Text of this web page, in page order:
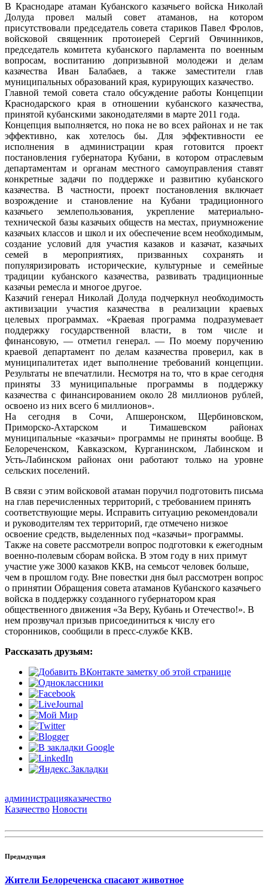
В Краснодаре атаман Кубанского казачьего войска Николай
Долуда провел малый совет атаманов, на котором
присутствовали председатель совета стариков Павел Фролов,
войсковой священник протоиерей Сергий Овчинников,
председатель комитета кубанского парламента по военным
вопросам, воспитанию допризывной молодежи и делам
казачества Иван Балабаев, а также заместители глав
муниципальных образований края, курирующих казачество.
Главной темой совета стало обсуждение работы Концепции
Краснодарского края в отношении кубанского казачества,
принятой кубанскими законодателями в марте 2011 года.
Концепция выполняется, но пока не во всех районах и не так
эффективно, как хотелось бы. Для эффективности ее
исполнения в администрации края готовится проект
постановления губернатора Кубани, в котором отраслевым
департаментам и органам местного самоуправления ставят
конкретные задачи по поддержке и развитию кубанского
казачества. В частности, проект постановления включает
возрождение и становление на Кубани традиционного
казачьего землепользования, укрепление материально-
технической базы казачьих обществ на местах, приумножение
казачьих классов и школ и их обеспечение всем необходимым,
создание условий для участия казаков и казачат, казачьих
семей в мероприятиях, призванных сохранять и
популяризировать исторические, культурные и семейные
традиции кубанского казачества, развивать традиционные
казачьи ремесла и многое другое.
Казачий генерал Николай Долуда подчеркнул необходимость
активизации участия казачества в реализации краевых
целевых программах. «Краевая программа подразумевает
поддержку государственной власти, в том числе и
финансовую, — отметил генерал. — По моему поручению
краевой департамент по делам казачества проверил, как в
муниципалитетах идет выполнение требований концепции.
Результаты не впечатлили. Несмотря на то, что в крае сегодня
приняты 33 муниципальные программы в поддержку
казачества с финансированием около 28 миллионов рублей,
освоено из них всего 6 миллионов».
На сегодня в Сочи, Апшеронском, Щербиновском,
Приморско-Ахтарском и Тимашевском районах
муниципальные «казачьи» программы не приняты вообще. В
Белореченском, Кавказском, Курганинском, Лабинском и
Усть-Лабинском районах они работают только на уровне
сельских поселений.
В связи с этим войсковой атаман поручил подготовить письма
на глав перечисленных территорий, с требованием принять
соответствующие меры. Исправить ситуацию рекомендовали
и руководителям тех территорий, где отмечено низкое
освоение средств, выделенных под «казачьи» программы.
Также на совете рассмотрели вопрос подготовки к ежегодным
военно-полевым сборам войска. В этом году в них примут
участие уже 3000 казаков ККВ, на семьсот человек больше,
чем в прошлом году. Вне повестки дня был рассмотрен вопрос
о принятии Обращения совета атаманов Кубанского казачьего
войска в поддержку созданного губернатором края
общественного движения «За Веру, Кубань и Отечество!». В
нем прозвучал призыв присоединиться к числу его
сторонников, сообщили в пресс-службе ККВ.
Рассказать друзьям:
администрацияказачество
Казачество Новости
Предыдущая
Жители Белореченска спасают животное